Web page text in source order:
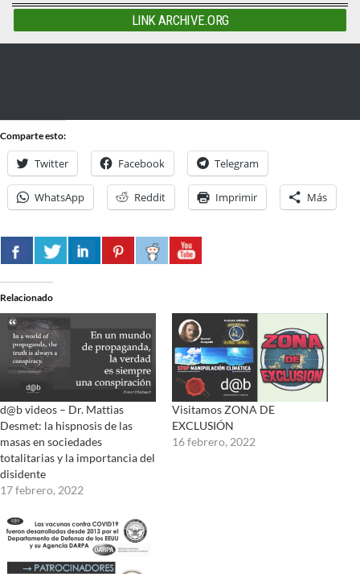
LINK ARCHIVE.ORG
Comparte esto:
Twitter Facebook Telegram
WhatsApp Reddit Imprimir Más
Relacionado
d@b videos – Dr. Mattias
Desmet: la hispnosis de las
masas en sociedades
totalitarias y la importancia del
disidente
17 febrero, 2022
Visitamos ZONA DE
EXCLUSIÓN
16 febrero, 2022